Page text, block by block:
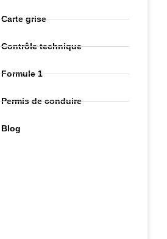
Carte grise
Contrôle technique
Formule 1
Permis de conduire
Blog